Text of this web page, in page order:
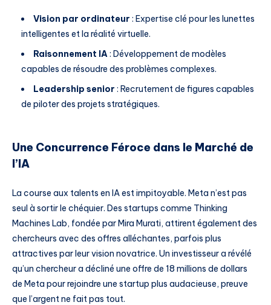
Vision par ordinateur : Expertise clé pour les lunettes
intelligentes et la réalité virtuelle.
Raisonnement IA: Développement de modèles
capables de résoudre des problèmes complexes.
Leadership senior : Recrutement de figures capables
de piloter des projets stratégiques.
Une Concurrence Féroce dans le Marché de
l’IA
La course aux talents en IA est impitoyable. Meta n’est pas
seul à sortir le chéquier. Des startups comme Thinking
Machines Lab, fondée par Mira Murati, attirent également des
chercheurs avec des offres alléchantes, parfois plus
attractives par leur vision novatrice. Un investisseur a révélé
qu’un chercheur a décliné une offre de 18 millions de dollars
de Meta pour rejoindre une startup plus audacieuse, preuve
que l’argent ne fait pas tout.